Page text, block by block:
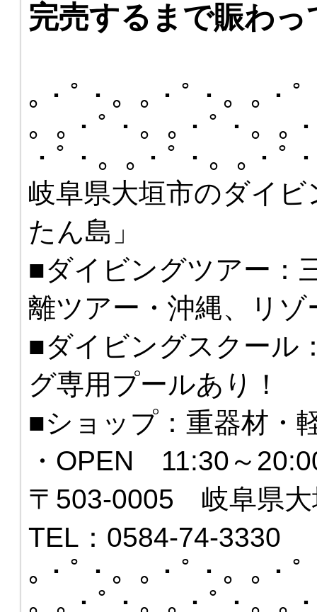
完売するまで賑わ
｡・ﾟ・。｡・ﾟ・。｡・
。｡・ﾟ・。｡・ﾟ・。｡
・ﾟ・。｡・ﾟ・。｡・ﾟ
岐阜県大垣市のダイ
たん島」
■ダイビングツアー：
離ツアー・沖縄、リ
■ダイビングスクール
グ専用プールあり！
■ショップ：重器材・
・OPEN 11:30～
〒503-0005 岐阜県大
TEL：0584-74-3330
｡・ﾟ・。｡・ﾟ・。｡・
。｡・ﾟ・。｡・ﾟ・。｡